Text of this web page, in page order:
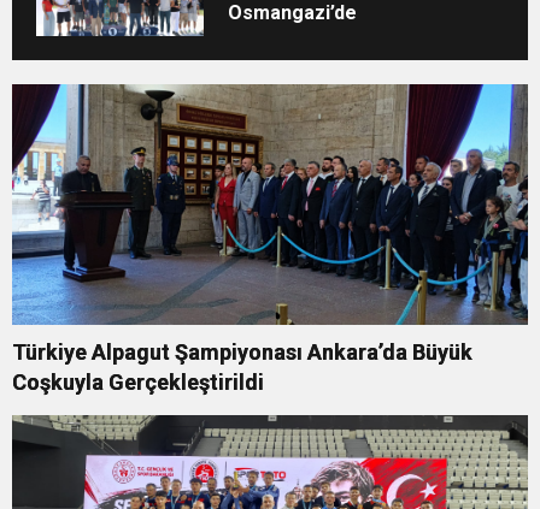
Osmangazi’de
Türkiye Alpagut Şampiyonası Ankara’da Büyük
Coşkuyla Gerçekleştirildi